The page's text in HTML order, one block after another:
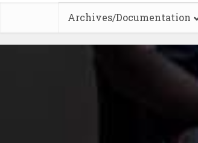
Archives/Documentation